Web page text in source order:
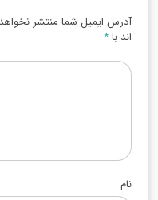
آدرس ایمیل شما منتشر
اند با*
نام